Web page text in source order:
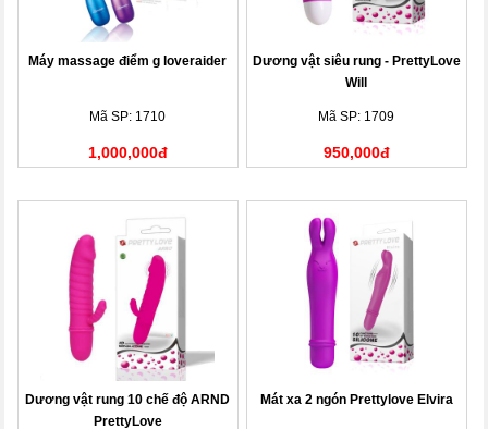
Máy massage điểm g loveraider
Mã SP: 1710
1,000,000đ
Dương vật siêu rung - PrettyLove
Will
Mã SP: 1709
950,000đ
Dương vật rung 10 chế độ ARND
PrettyLove
Mát xa 2 ngón Prettylove Elvira